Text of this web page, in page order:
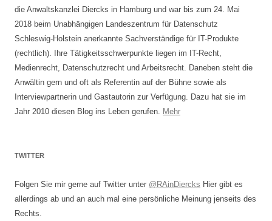
die Anwaltskanzlei Diercks in Hamburg und war bis zum 24. Mai
2018 beim Unabhängigen Landeszentrum für Datenschutz
Schleswig-Holstein anerkannte Sachverständige für IT-Produkte
(rechtlich). Ihre Tätigkeitsschwerpunkte liegen im IT-Recht,
Medienrecht, Datenschutzrecht und Arbeitsrecht. Daneben steht die
Anwältin gern und oft als Referentin auf der Bühne sowie als
Interviewpartnerin und Gastautorin zur Verfügung. Dazu hat sie im
Jahr 2010 diesen Blog ins Leben gerufen. Mehr
TWITTER
Folgen Sie mir gerne auf Twitter unter @RAinDiercks Hier gibt es
allerdings ab und an auch mal eine persönliche Meinung jenseits des
Rechts.